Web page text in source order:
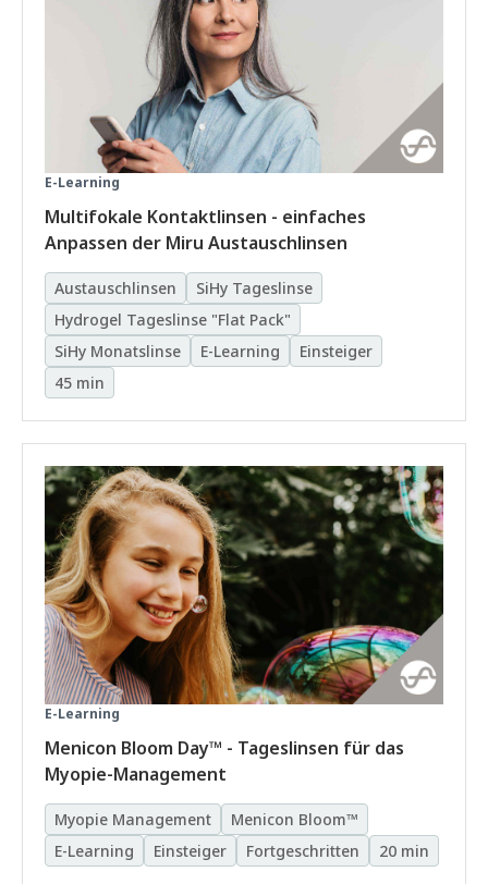
E-Learning
Multifokale Kontaktlinsen - einfaches
Anpassen der Miru Austauschlinsen
Austauschlinsen
SiHy Tageslinse
Hydrogel Tageslinse "Flat Pack"
SiHy Monatslinse
E-Learning
Einsteiger
45 min
E-Learning
Menicon Bloom Day™ - Tageslinsen für das
Myopie-Management
Myopie Management
Menicon Bloom™
E-Learning
Einsteiger Fortgeschritten 20 min